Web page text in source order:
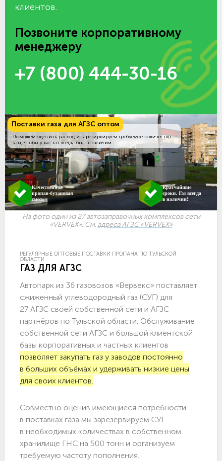
клиентов.
Позвоните корпоративному
менеджеру
+7 (800) 444-30-16
Поставки газа для АГЗС оптом
Поможем оценить расход и зарезирвируем требуемое количество
газа, чтобы у вас газ всегда был в наличии.
Качественная
пропан-бутановая
смесь
Кратчайшие
сроки. Газ всегда
в наличии!
На фото один из 27 автозаправочных комплексов сети
«VERVEX». См. адреса АГЗС «VERVEX»
РЕГУЛЯРНЫЕ ОПТОВЫЕ ПОСТАВКИ ПРОПАНА ПО ТУЛЬСКОЙ
ОБЛАСТИ
ГАЗ ДЛЯ АГЗС
Автопарк из 36 газовозов «Вервекс» поставляет
сжиженный углеводородный газ (СУГ) для
27 АГЗС своей собственной сети и АГЗС
партнёров по Тульской области. Обслуживание
собственной сети АГЗС и большой клиентской
базы корпоративных и частных клиентов
позволяет закупать газ у заводов постоянно
в больших объёмах и удерживать низкие цены
для своих клиентов.
Совместно оценив имеющиеся потребности
в поставках газа мы зарезервируем СУГ
в необходимых количествах в собственном
хранилище ГНС на 500 тонн и организуем
требуемую частоту пополнения.